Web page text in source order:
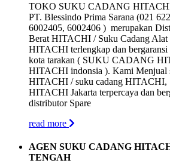
TOKO SUKU CADANG
PT. Blessindo Prima Sarana (021
6002405, 6002406 ) merupakan
Berat HITACHI / Suku Cadang Alat
HITACHI terlengkap dan bergaransi
kota tarakan ( SUKU CADANG
HITACHI indonsia ). Kami Menjual
HITACHI / suku cadang HITACHI,
HITACHI Jakarta terpercaya dan
distributor Spare
read more
AGEN SUKU CADANG
TENGAH